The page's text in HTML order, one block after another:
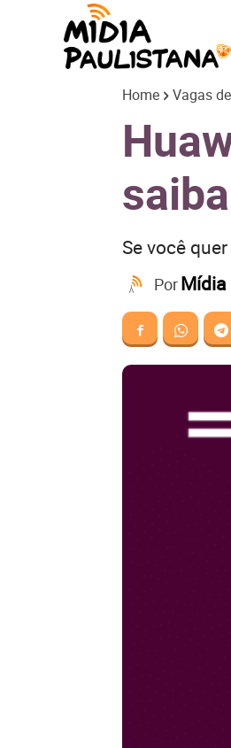
Home Vagas
Se você
PorMídia